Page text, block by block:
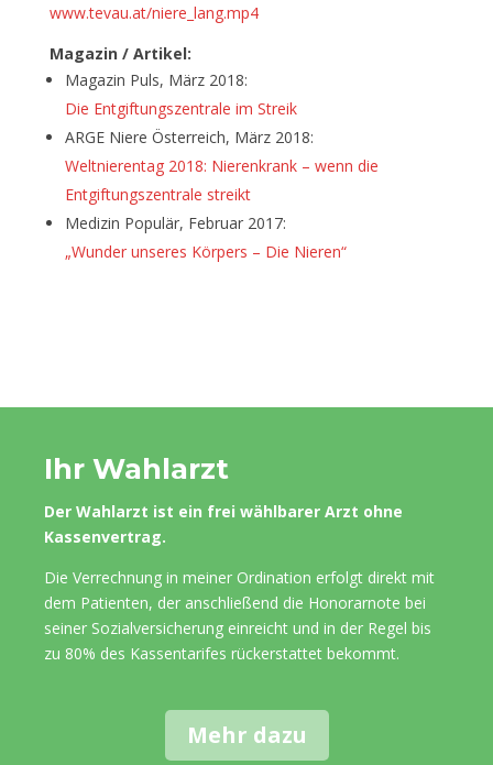
www.tevau.at/niere_lang.mp4
Magazin / Artikel:
Magazin Puls, März 2018:
Die Entgiftungszentrale im Streik
ARGE Niere Österreich, März 2018:
Weltnierentag 2018: Nierenkrank – wenn die
Entgiftungszentrale streikt
Medizin Populär, Februar 2017:
„Wunder unseres Körpers – Die Nieren“
Ihr Wahlarzt
Der Wahlarzt ist ein frei wählbarer Arzt ohne
Kassenvertrag.
Die Verrechnung in meiner Ordination erfolgt direkt mit
dem Patienten, der anschließend die Honorarnote bei
seiner Sozialversicherung einreicht und in der Regel bis
zu 80% des Kassentarifes rückerstattet bekommt.
Mehr dazu